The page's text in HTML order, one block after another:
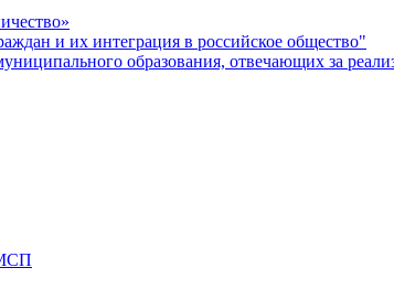
и их интеграция в российское общество"
образования, отвечающих за
МСП